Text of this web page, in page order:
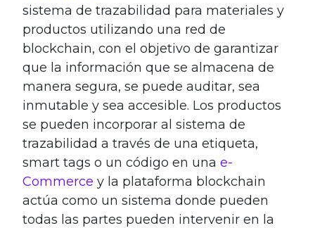
sistema de trazabilidad para materiales y
productos utilizando una red de
blockchain, con el objetivo de garantizar
que la información que se almacena de
manera segura, se puede auditar, sea
inmutable y sea accesible. Los productos
se pueden incorporar al sistema de
trazabilidad a través de una etiqueta,
smart tags o un código en una e-
Commerce y la plataforma blockchain
actúa como un sistema donde pueden
todas las partes pueden intervenir en la